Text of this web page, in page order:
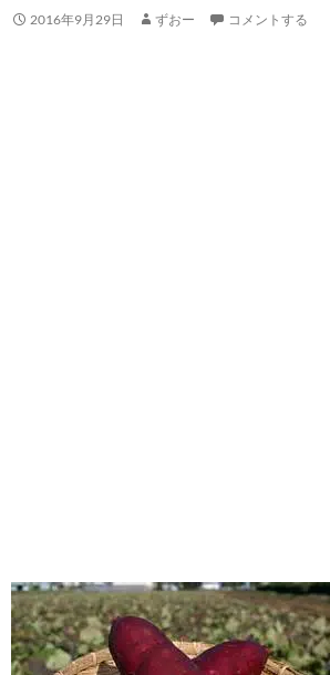
2016年9月29日 ずおー コメントする